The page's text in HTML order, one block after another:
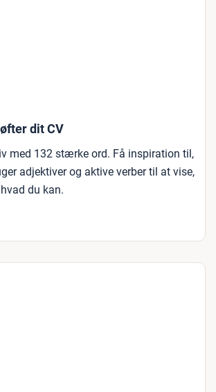
dit CV
med 132 stærke ord. Få inspiration til,
adjektiver og aktive verber til at vise,
du kan.